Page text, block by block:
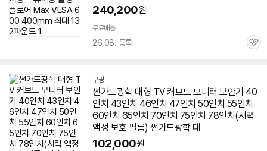
240,200원
무료배송
26.08. 등록
관
쿠팡
썬가드광학 대형 TV커브드 모니터 보안기 40
인치 43인치 46인치 47인치 50인치 55인치
60인치 65인치 70인치 75인치 78인치(시력
액정 보호 필름) 썬가드광학 대
102,000원